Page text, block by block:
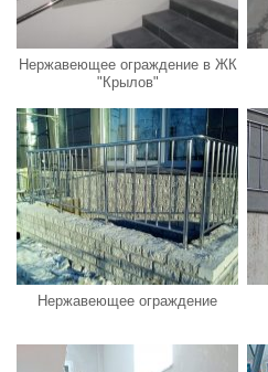
Нержавеющее ограждение в ЖК
"Крылов"
Нержавеющее ограждение